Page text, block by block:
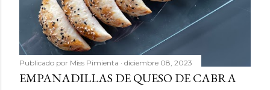
Publicado por Miss Pimienta diciembre 08, 2023
EMPANADILLAS DE QUESO DE CABRA